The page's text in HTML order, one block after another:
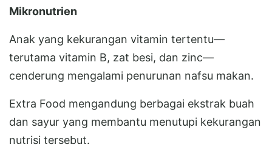
Mikronutrien
Anak yang kekurangan vitamin tertentu—
terutama vitamin B, zat besi, dan zinc—
cenderung mengalami penurunan nafsu makan.
Extra Food mengandung berbagai ekstrak buah
dan sayur yang membantu menutupi kekurangan
nutrisi tersebut.